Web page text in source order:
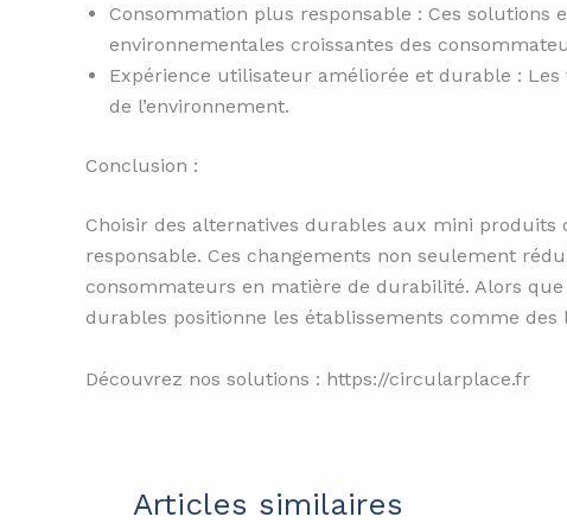
Consommation plus responsable : Ces
environnementales croissantes des
Expérience utilisateur améliorée et durable :
de l’environnement.
Conclusion :
Choisir des alternatives durables aux mini
responsable. Ces changements non seulement
consommateurs en matière de durabilité. Alors
durables positionne les établissements comme
Découvrez nos solutions : https://circularplace.fr
Articles similaires